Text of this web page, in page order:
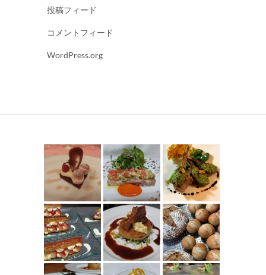
投稿フィード
コメントフィード
WordPress.org